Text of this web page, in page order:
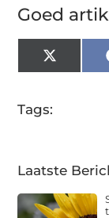
Goed
X
Tags:
Laatste